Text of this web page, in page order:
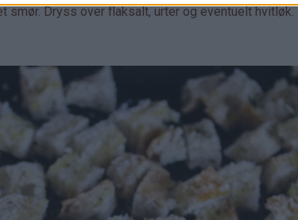
smør. Dryss over flaksalt, urter og eventuelt hvitløk.